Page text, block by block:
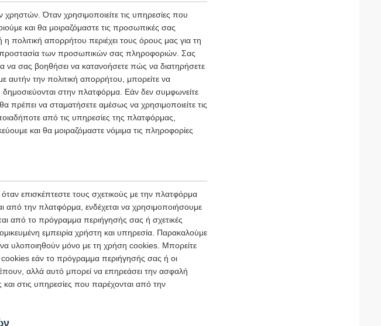
Όταν χρησιμοποιείτε τις υπηρεσίες που
και θα μοιραζόμαστε τις προσωπικές σας
απορρήτου περιέχει τους όρους μας για τη
των προσωπικών σας πληροφοριών. Σας
να σας βοηθήσει να κατανοήσετε πώς να διατηρήσετε
αυτήν την πολιτική απορρήτου, μπορείτε να
δημοσιεύονται στην πλατφόρμα. Εάν δεν συμφωνείτε
πρέπει να σταματήσετε αμέσως να χρησιμοποιείτε τις
από τις υπηρεσίες της πλατφόρμας,
και θα μοιραζόμαστε νόμιμα τις πληροφορίες
επισκέπτεστε τους σχετικούς με την πλατφόρμα
από την πλατφόρμα, ενδέχεται να χρησιμοποιήσουμε
από το πρόγραμμα περιήγησής σας ή σχετικές
εμπειρία χρήστη και υπηρεσία. Παρακαλούμε
υλοποιηθούν μόνο με τη χρήση cookies. Μπορείτε
εάν το πρόγραμμα περιήγησής σας ή οι
αλλά αυτό μπορεί να επηρεάσει την ασφαλή
στις υπηρεσίες που παρέχονται από την